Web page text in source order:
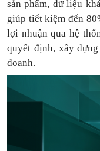
sản phẩm, dữ liệu
giúp tiết kiệm đến
lợi nhuận qua hệ
quyết định, xây
doanh.